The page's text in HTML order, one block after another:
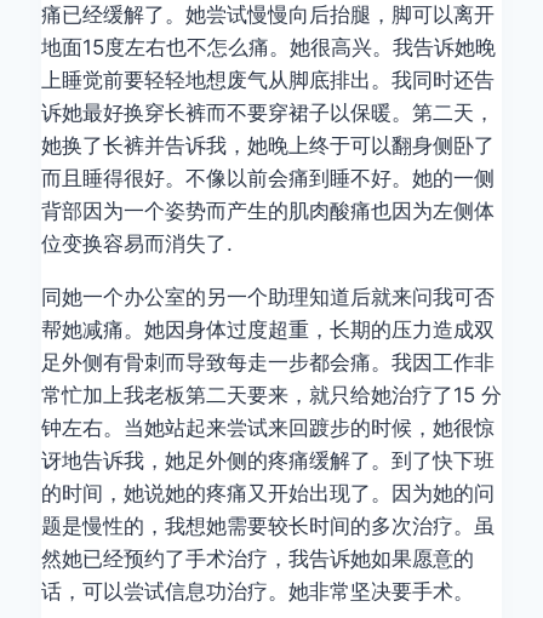
痛已经缓解了。她尝试慢慢向后抬腿，脚可以离开
地面15度左右也不怎么痛。她很高兴。我告诉她晚
上睡觉前要轻轻地想废气从脚底排出。我同时还告
诉她最好换穿长裤而不要穿裙子以保暖。第二天，
她换了长裤并告诉我，她晚上终于可以翻身侧卧了
而且睡得很好。不像以前会痛到睡不好。她的一侧
背部因为一个姿势而产生的肌肉酸痛也因为左侧体
位变换容易而消失了.
同她一个办公室的另一个助理知道后就来问我可否
帮她减痛。她因身体过度超重，长期的压力造成双
足外侧有骨刺而导致每走一步都会痛。我因工作非
常忙加上我老板第二天要来，就只给她治疗了15 分
钟左右。当她站起来尝试来回踱步的时候，她很惊
讶地告诉我，她足外侧的疼痛缓解了。到了快下班
的时间，她说她的疼痛又开始出现了。因为她的问
题是慢性的，我想她需要较长时间的多次治疗。虽
然她已经预约了手术治疗，我告诉她如果愿意的
话，可以尝试信息功治疗。她非常坚决要手术。